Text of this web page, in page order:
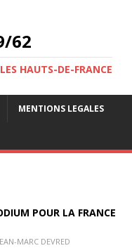
62
HAUTS-DE-FRANCE
MENTIONS LEGALES
POUR LA FRANCE
MARC DEVRED